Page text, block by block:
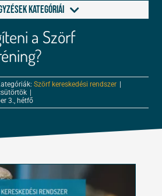
kategóriái
a Szörf
Szörf kereskedési rendszer
3., hétfő